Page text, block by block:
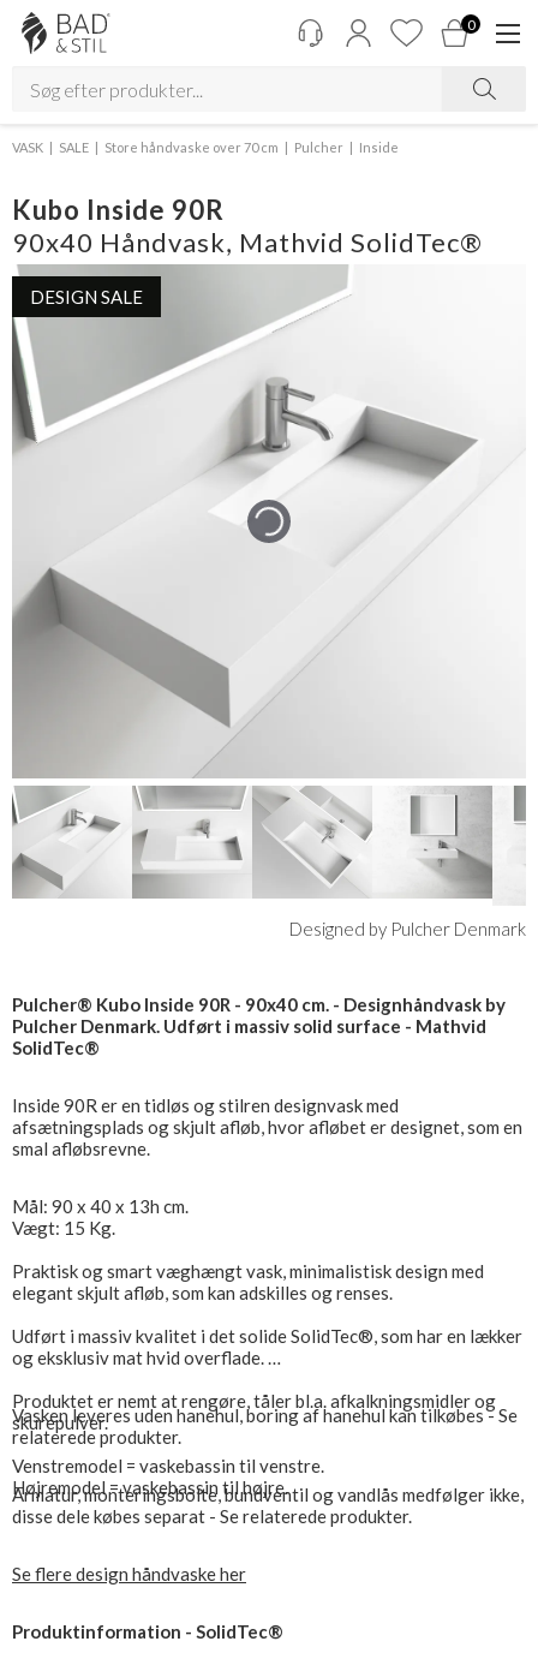
0
VASK SALE Store håndvaske over 70 cm Pulcher Inside
Kubo Inside 90R
90x40 Håndvask, Mathvid SolidTec®
DESIGN SALE
Designed by Pulcher Denmark
Pulcher® Kubo Inside 90R - 90x40 cm. - Designhåndvask by
Pulcher Denmark. Udført i massiv solid surface - Mathvid
SolidTec®
Inside 90R er en tidløs og stilren designvask med
afsætningsplads og skjult afløb, hvor afløbet er designet, som en
smal afløbsrevne.
Mål: 90 x 40 x 13h cm.
Vægt: 15 Kg.
Praktisk og smart væghængt vask, minimalistisk design med
elegant skjult afløb, som kan adskilles og renses.
Udført i massiv kvalitet i det solide SolidTec®, som har en lækker
og eksklusiv mat hvid overflade.
Produktet er nemt at rengøre, tåler bl.a. afkalkningsmidler og
skurepulver.
Venstremodel = vaskebassin til venstre.
Højremodel = vaskebassin til højre.
Vasken leveres uden hanehul, boring af hanehul kan tilkøbes - Se
relaterede produkter.
Armatur, monteringsbolte, bundventil og vandlås medfølger ikke,
disse dele købes separat - Se relaterede produkter.
Se flere design håndvaske her
Produktinformation - SolidTec®